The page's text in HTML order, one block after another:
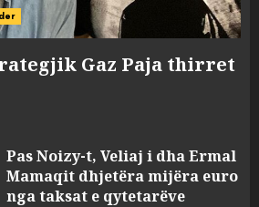
Gaz Paja thirret
Pas Noizy-t, Veliaj i dha Ermal
Mamaqit dhjetëra mijëra euro
nga taksat e qytetarëve